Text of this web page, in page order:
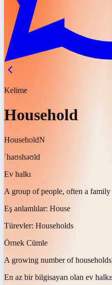
Kelime
Household
HouseholdN
ˈhaʊshəʊld
Ev halkı
A group of people, often a family
Eş anlamlılar: House
Türevler: Households
Örnek Cümle
A growing number of households
En az bir bilgisayarı olan ev halkı